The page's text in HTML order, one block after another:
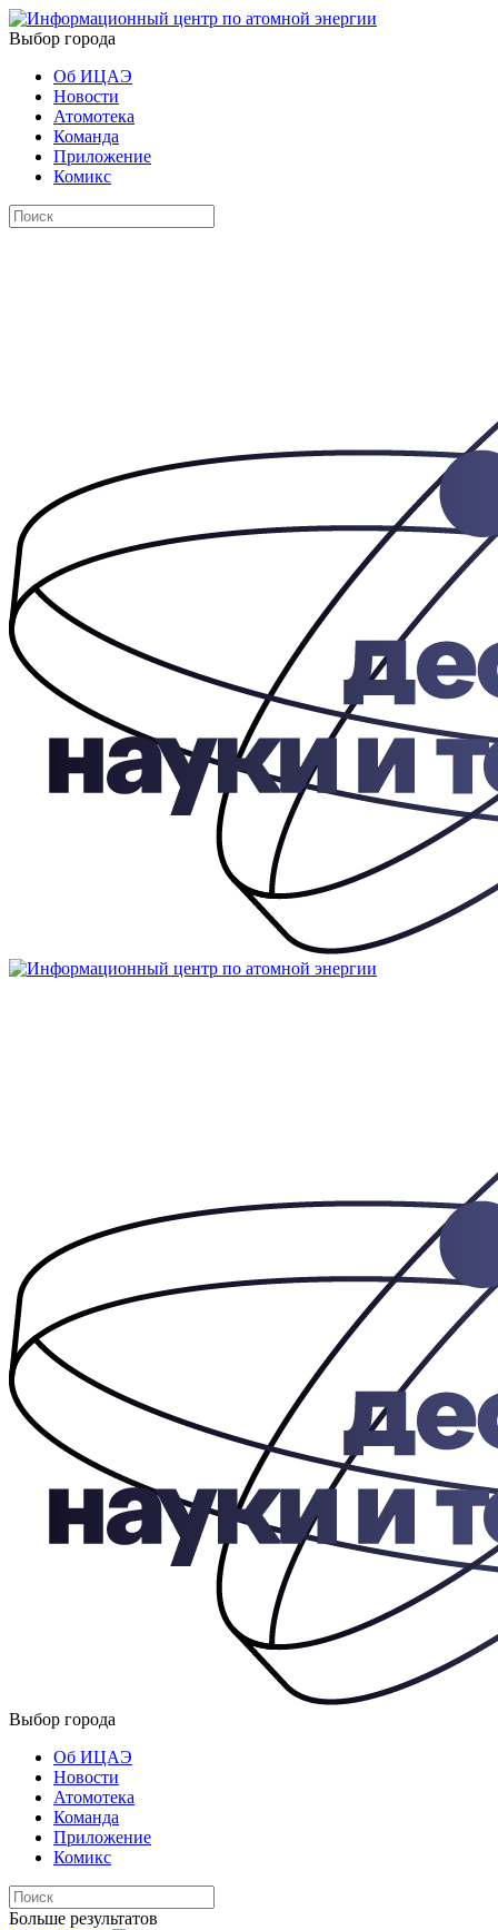
Выбор города
Об ИЦАЭ
Новости
Атомотека
Команда
Приложение
Комикс
Выбор города
Об ИЦАЭ
Новости
Атомотека
Команда
Приложение
Комикс
Больше результатов